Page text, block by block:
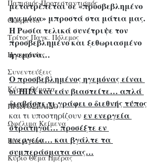
Παπισμός-Προτεσταντισμός
Ουκρανία
Τρίτος Παγκ. Πόλεμος
Προφητείες
Συνεντεύξεις
Κύρια Θέματα
ΠΡΩΤΟΣΕΛΙΔΟ
Ωφέλιμα Κείμενα
Βίοι Αγίων
Κύριο Θέμα Ημέρας
μετατρέπεται σε «προσβεβλημένο
ηγεμόνα» μπροστά στα μάτια μας.
Η Ρωσία τελικά συνέτριψε τον
προσβεβλημένο και ξεθωριασμένο
ηγεμόνα…
Ο προσβεβλημένος ηγεμόνας είναι
οι ΗΠΑ και εάν βιαστείτε… απλά
διαβάστε τι γράφει ο διεθνής τύπος
και τι υποστηρίζουν εν ενεργεία
στρατηγοί… προσέξτε εν
ενεργεία… και βγάλτε τα
συμπεράσματα σας…